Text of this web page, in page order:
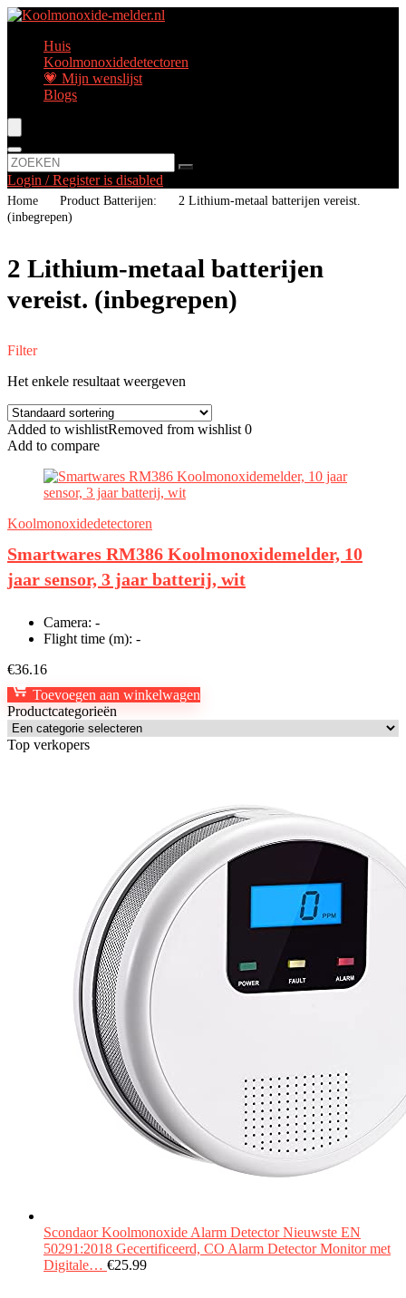
Huis
Koolmonoxidedetectoren
💗 Mijn wenslijst
Blogs
Login / Register is disabled
Home Product Batterijen:
‎2 Lithium-metaal batterijen vereist.
(inbegrepen)
‎2 Lithium-metaal batterijen
vereist. (inbegrepen)
Filter
Het enkele resultaat weergeven
Added to wishlistRemoved from wishlist 0
Add to compare
Koolmonoxidedetectoren
Smartwares RM386 Koolmonoxidemelder, 10
jaar sensor, 3 jaar batterij, wit
Camera: -
Flight time (m): -
€36.16
Toevoegen aan winkelwagen
Productcategorieën
Top verkopers
Scondaor Koolmonoxide Alarm Detector Nieuwste EN
50291:2018 Gecertificeerd, CO Alarm Detector Monitor met
Digitale… €25.99